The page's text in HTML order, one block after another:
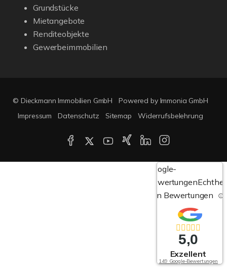
Grundstücke
Mietangebote
Renditeobjekte
Gewerbeimmobilien
© Dieckmann Immobilien GmbH
Powered by Immonia GmbH
Impressum
Datenschutz Sitemap Widerrufsbelehrung
Google-
Bewertungen
von Bewertungen
5,0
Exzellent
149 Google-Bewertungen